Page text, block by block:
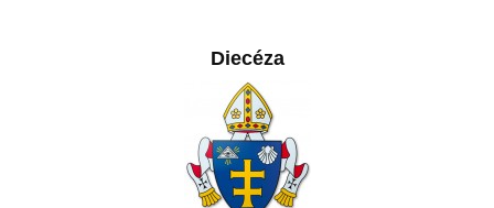
Diecéza